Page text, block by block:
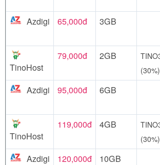
Azdigi
65,000đ 3GB
TinoHost
79,000đ 2GB
(30%)
Azdigi
95,000đ 6GB
TinoHost
119,000đ 4GB
(30%)
Azdigi
120,000đ 10GB